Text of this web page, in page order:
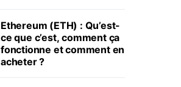
Ethereum (ETH) : Qu’est-
ce que c’est, comment ça
fonctionne et comment en
acheter ?